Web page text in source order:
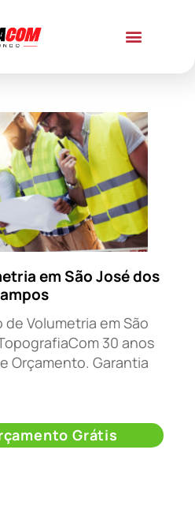
em São José dos
Volumetria em São
30 anos
Orçamento. Garantia
Grátis